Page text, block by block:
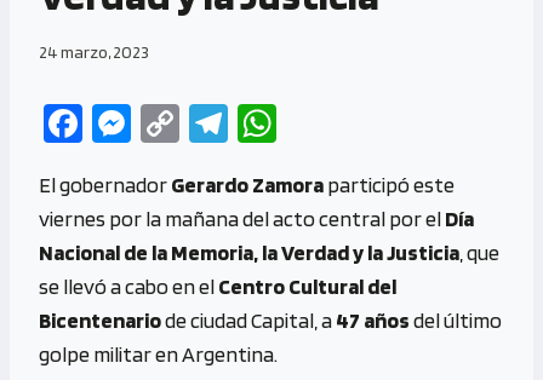
24 marzo, 2023
Fa
b
o
o
k
M
se
n
g
er
C
py
Li
n
k
Te
gr
a
m
at
s
A
p
p
El gobernadorGerardo Zamoraparticipó este
viernes por la mañana del acto central por elDía
Nacional de la Memoria, la Verdad y la Justicia , que
se llevó a cabo en elCentro Cultural del
Bicentenariode ciudad Capital, a47 añosdel último
golpe militar en Argentina.